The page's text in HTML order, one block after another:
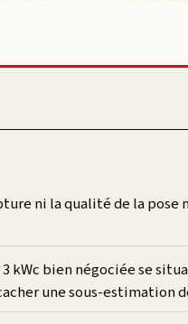
ni la qualité de la pose
kWc bien négociée se
une sous-estimation